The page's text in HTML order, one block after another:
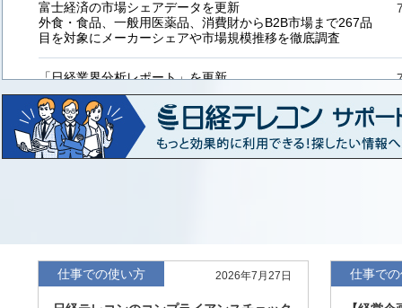
富士経済の市場シェアデータを更新
外食・食品、一般用医薬品、消費財からB2B市場まで267品
目を対象にメーカーシェアや市場規模推移を徹底調査
「日経業界分析レポート」を更新
「工業用プラスチック製品」「システムインテグレーター」
など20業界の内容を刷新
「東洋経済海外進出企業情報」の2026年版、約3万6千社を
収録
「日経POS情報マーケットレポート」の最新版、10～3月実
績の市場動向を速報
仕事での使い方 2026年7月27日 仕事で